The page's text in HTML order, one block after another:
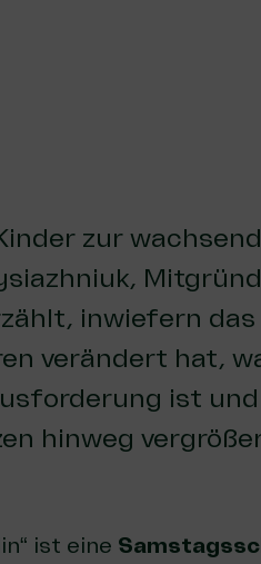
zur
inwiefern
verändert hat,
ist
hinweg
ist eine